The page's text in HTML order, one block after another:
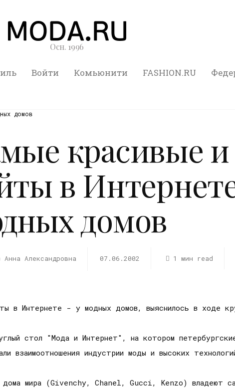
Осн. 1996
Войти Комьюнити FASHION.RU
домов
красивые
в
домов
Анна Александровна 07.06.2002 1 мин read
в Интернете - у модных домов, выяснилось в ходе
стол "Мода и Интернет", на котором
взаимоотношения индустрии моды и высоких
мира (Givenchy, Chanel, Gucci, Kenzo) владеют